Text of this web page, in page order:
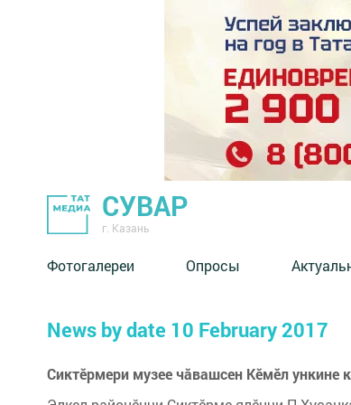
СУВАР
г. Казань
Фотогалереи Опросы
News by date 10 February 2017
Сиктӗрмери музее чăвашсен Кӗмӗл ункине